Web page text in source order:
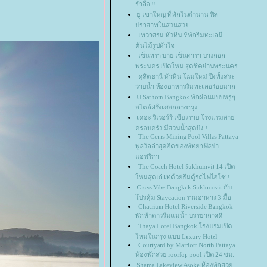
ร่ำลือ !!
ู เขาใหญ่ ที่พักในตำนาน ฟิล
ปราสาทในสวนสว
เทวาศรม หัวหิน ที่พักริมทะเลมี
ต้นไม้รูปหัวใจ
เซ็นทรา บาย เซ็นทารา บางกอก
พระนคร เปิดใหม่ สุดชิคย่านพระนคร
ดุสิตธานี หัวหิน โฉมใหม่ ปีงทั้งสระ
ว่ายน้ำ ห้องอาหารริมทะเลอร่อยมาก
U Sathorn Bangkok พักผ่อนแบบหรูๆ
สไตล์ฝรั่งเศสกลางกรุง
เดอะ ริเวอร์รี เชียงราย โรงแรมสา
ครอบครัว มีสวนน้ำสุดปัง !
The Gems Mining Pool Villas Pattaya
พูลวิลล่าสุดฮิตของพัทยาฟิลป่า
อฟริกา
The Coach Hotel Sukhumvit 14 เปิด
หม่สุดเก๋ เท่ด้วยธีมตู้รถไฟไฮโซ !
Cross Vibe Bangkok Sukhumvit กับ
ปรคุ้ม Staycation รวมอาหาร 3 มื้อ
Chatrium Hotel Riverside Bangkok
พักห้าดาวรืมแม่น้ำ บรรยากาศดี
Thaya Hotel Bangkok โรงแรมเปิด
หม่ในกรุง แบบ Luxury Hotel
Courtyard by Marriott North Pattaya
ห้องพักสวย roorfop pool เปิด 24 ชม.
Shama Lakeview Asoke ห้องพักสว